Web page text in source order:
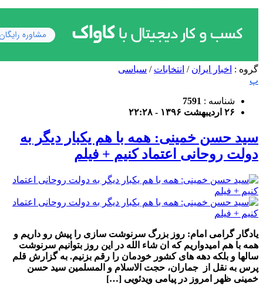
گروه : اخبار ایران / انتخابات / سیاسی
پ
شناسه : 7591
۲۶ اردیبهشت ۱۳۹۶ - ۲۲:۲۸
سید حسن خمینی: همه با هم یکبار دیگر به
دولت روحانی اعتماد کنیم + فیلم
یادگار گرامی امام: روز بزرگ سرنوشت سازی را پیش رو داریم و
همه با هم امیدواریم که ان شاء الله در این روز بتوانیم سرنوشت
سالها و بلکه دهه های کشور خودمان را رقم بزنیم. به گزارش قلم
پرس به نقل از جماران، حجت الاسلام و المسلمین سید حسن
خمینی ظهر امروز در پیامی ویدئویی […]